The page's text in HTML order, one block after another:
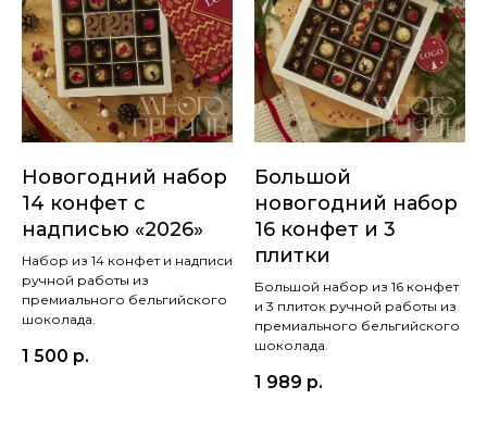
Новогодний набор
14 конфет с
надписью «2026»
Набор из 14 конфет и надписи
ручной работы из
премиального бельгийского
шоколада.
1 500 р.
Большой
новогодний набор
16 конфет и 3
плитки
Большой набор из 16 конфет
и 3 плиток ручной работы из
премиального бельгийского
шоколада.
1 989 р.